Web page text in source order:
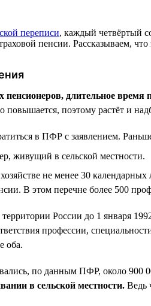
переписи, каждый четвёртый
пенсии. Рассказываем, что
длительное время
повышается, поэтому растёт и
в ПФР с заявлением.
живущий в сельской местности.
не менее 30
В этом перечне более 500
России до 1 января
профессии,
оба.
по данным ПФР, около 900
в сельской местности. Ведь